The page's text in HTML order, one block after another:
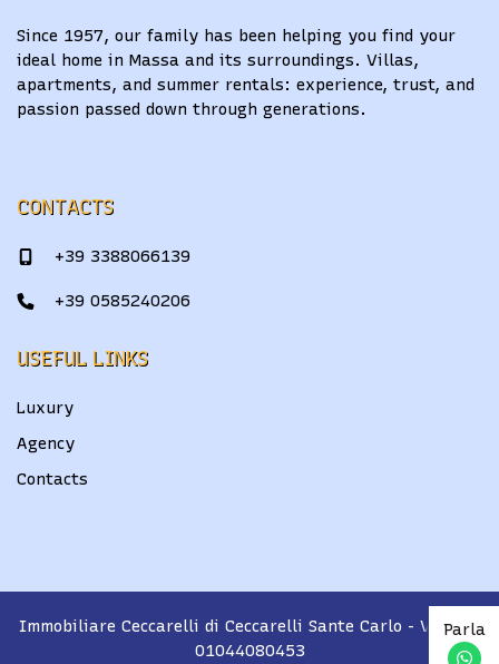
Since 1957, our family has been helping you find your
ideal home in Massa and its surroundings. Villas,
apartments, and summer rentals: experience, trust, and
passion passed down through generations.
CONTACTS
+39 3388066139
+39 0585240206
USEFUL LINKS
Luxury
Agency
Contacts
Immobiliare Ceccarelli di Ceccarelli Sante Carlo - VAT No.
01044080453
Parla